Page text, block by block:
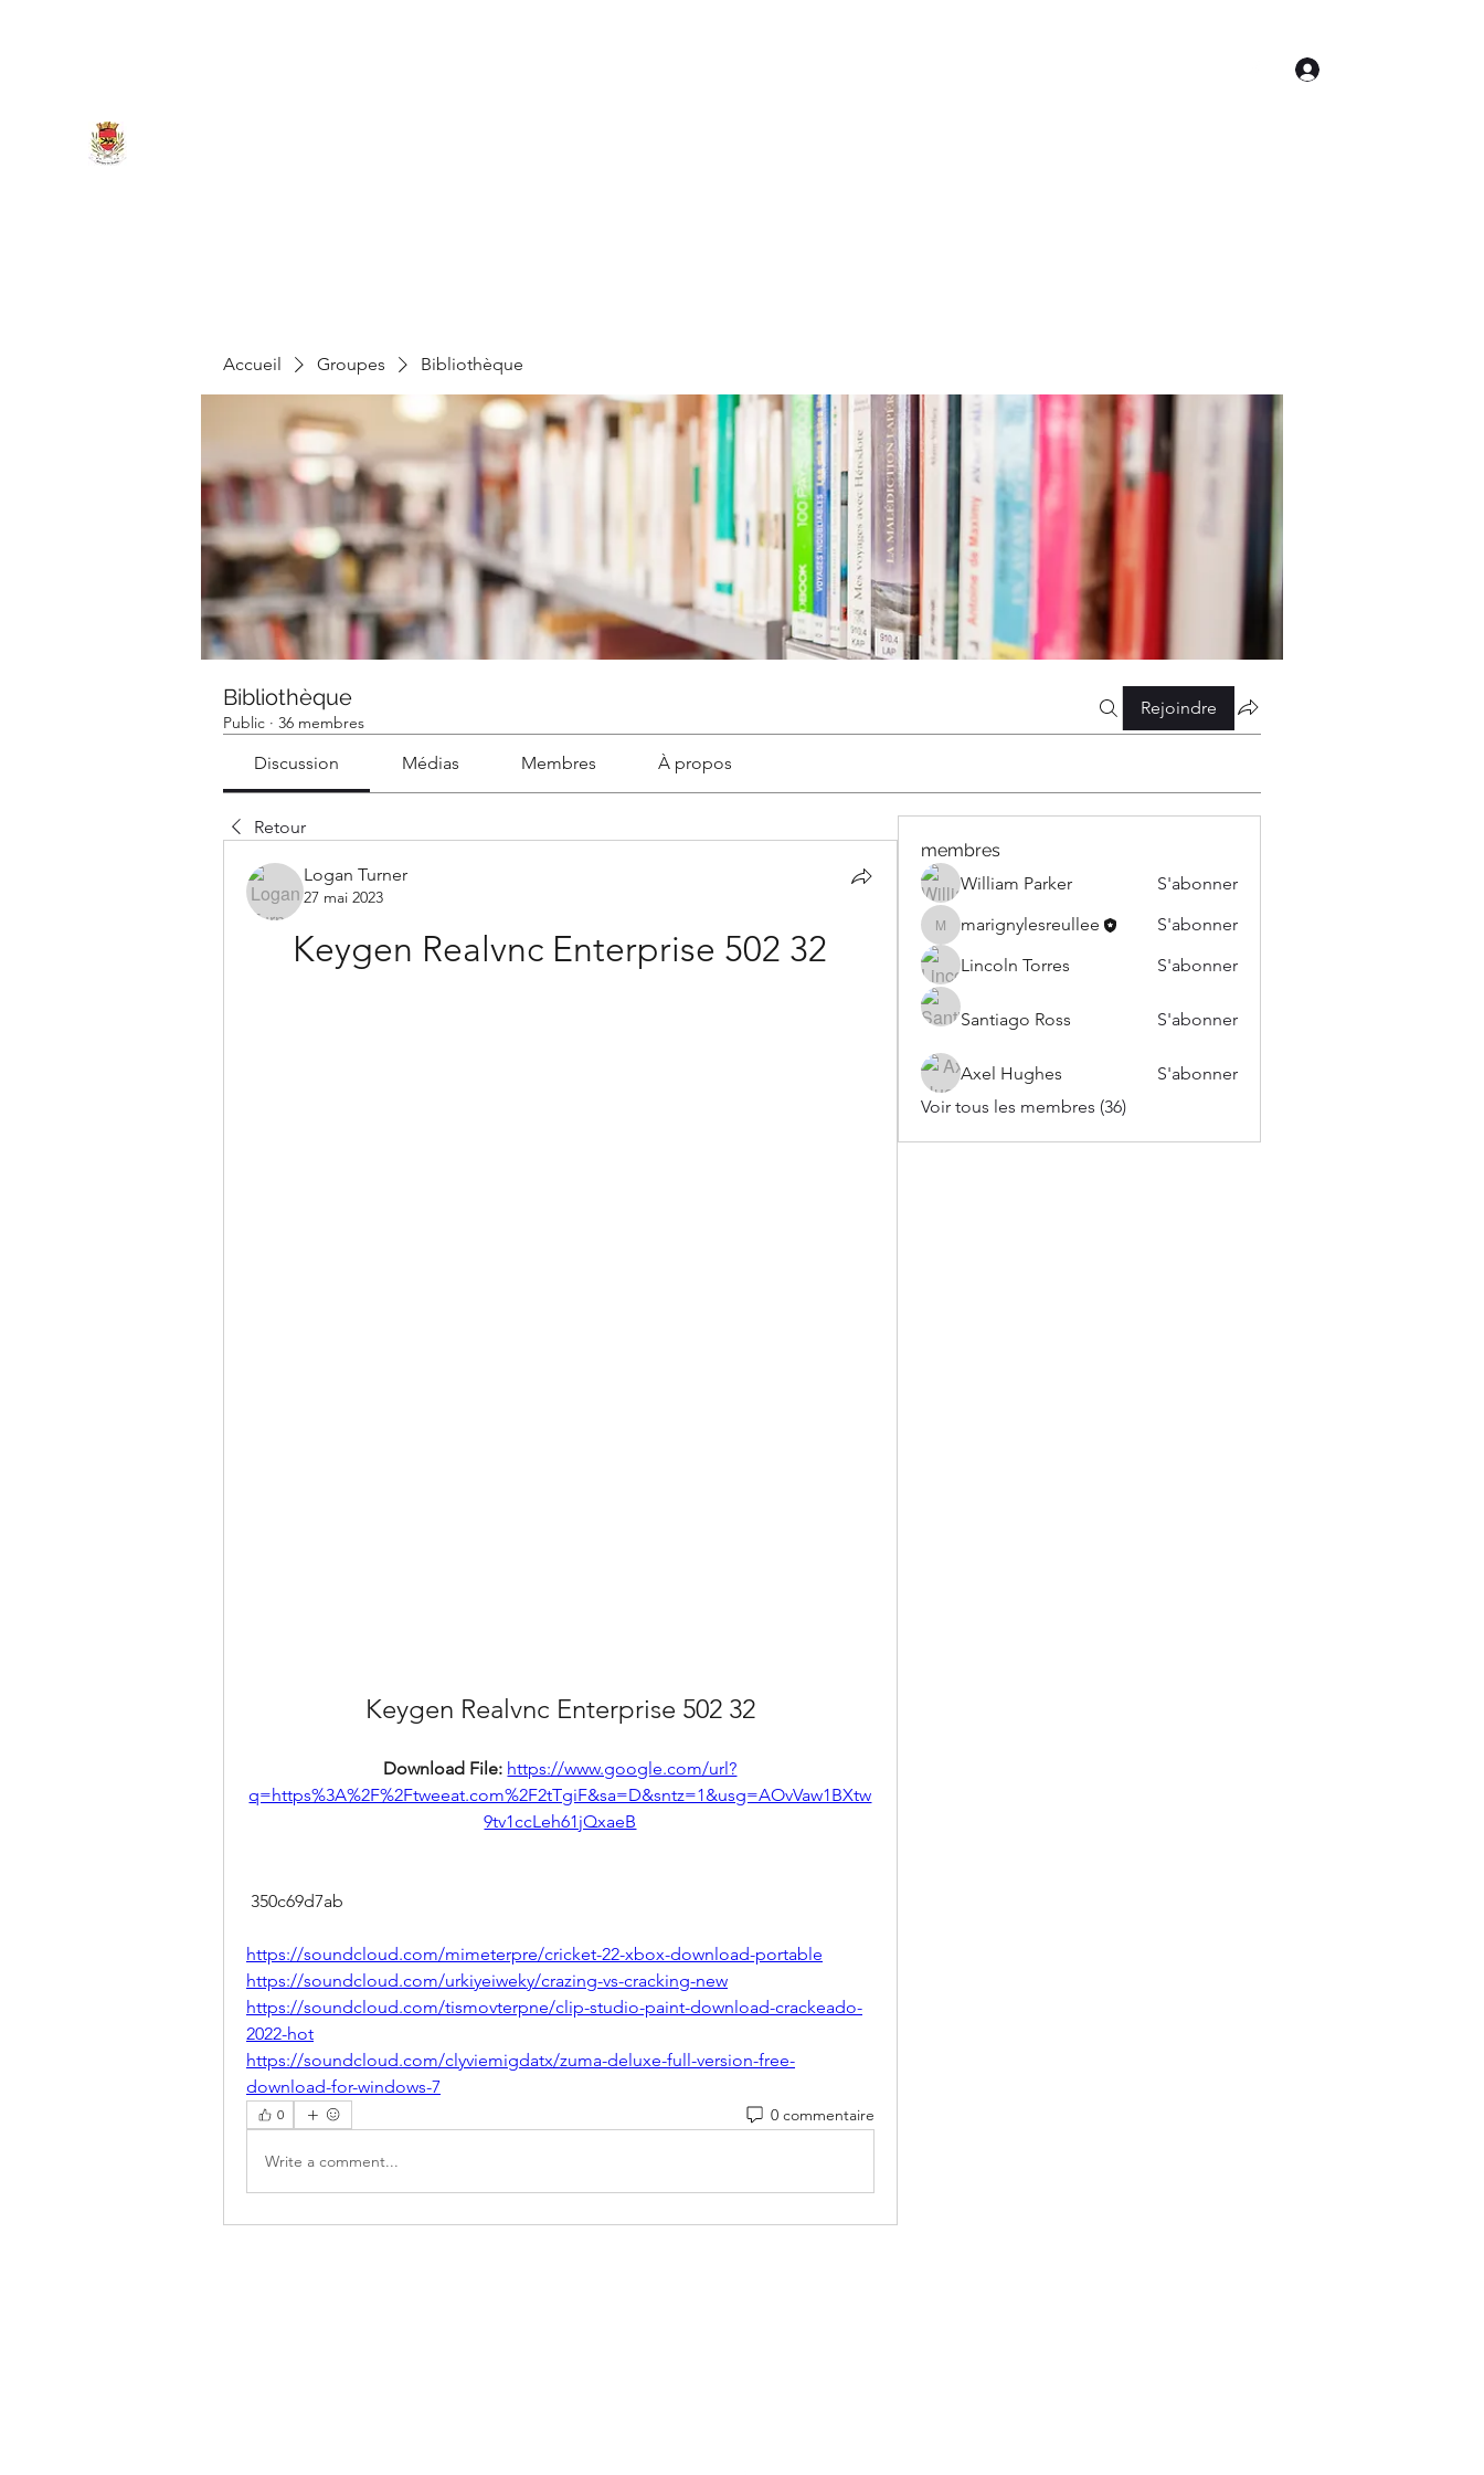
Accueil Groupes Bibliothèque
Bibliothèque
Public · 36 membres
Rejoindre
Discussion Médias Membres À propos
Retour
Logan Turner
27 mai 2023
Keygen Realvnc Enterprise 502 32
Keygen Realvnc Enterprise 502 32
Download File: https://www.google.com/url?
q=https%3A%2F%2Ftweeat.com%2F2tTgiF&sa=D&sntz=1&usg=AOvVaw1BXtw
9tv1ccLeh61jQxaeB
350c69d7ab
https://soundcloud.com/mimeterpre/cricket-22-xbox-download-portable
https://soundcloud.com/urkiyeiweky/crazing-vs-cracking-new
https://soundcloud.com/tismovterpne/clip-studio-paint-download-crackeado-
2022-hot
https://soundcloud.com/clyviemigdatx/zuma-deluxe-full-version-free-
download-for-windows-7
0 0 commentaire
Write a comment...
membres
William Parker
S'abonner
marignylesreullee
marignylesreullee
S'abonner
Lincoln Torres
S'abonner
Santiago Ross S'abonner
Axel Hughes
S'abonner
Voir tous les membres (36)